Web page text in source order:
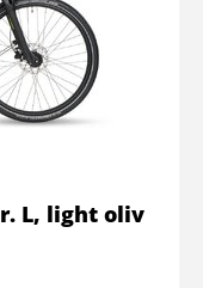
L, light oliv